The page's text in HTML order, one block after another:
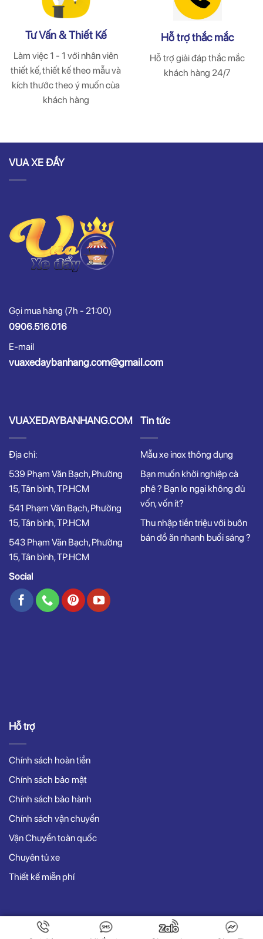
Tư Vấn & Thiết Kế
Làm việc 1 - 1 với nhân viên
thiết kế, thiết kế theo mẫu và
kích thước theo ý muốn của
khách hàng
Hỗ trợ thắc mắc
Hỗ trợ giải đáp thắc mắc
khách hàng 24/7
VUA XE ĐẨY
Gọi mua hàng (7h - 21:00)
0906.516.016
E-mail
vuaxedaybanhang.com@gmail.com
VUAXEDAYBANHANG.COM
Địa chỉ:
539 Phạm Văn Bạch, Phường
15, Tân bình, TP.HCM
541 Phạm Văn Bạch, Phường
15, Tân bình, TP.HCM
543 Phạm Văn Bạch, Phường
15, Tân bình, TP.HCM
Social
Tin tức
Mẫu xe inox thông dụng
Bạn muốn khởi nghiệp cà
phê ? Bạn lo ngại không đủ
vốn, vốn ít?
Thu nhập tiền triệu với buôn
bán đồ ăn nhanh buổi sáng ?
Hỗ trợ
Chính sách hoàn tiền
Chính sách bảo mật
Chính sách bảo hành
Chính sách vận chuyển
Vận Chuyển toàn quốc
Chuyên tủ xe
Thiết kế miễn phí
Copyright 2022 © vuaxedaybanhang.com